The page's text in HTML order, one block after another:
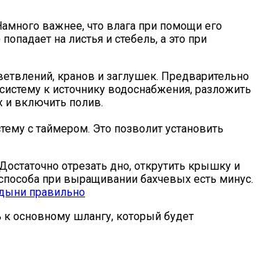
важнее, что влага при помощи его
на листья и стебель, а это при
кранов и заглушек. Предварительно
к источнику водоснабжения, разложить
и включить полив.
с таймером. Это позволит установить
отрезать дно, открутить крышку и
при выращивании бахчевых есть минус.
к основному шлангу, который будет